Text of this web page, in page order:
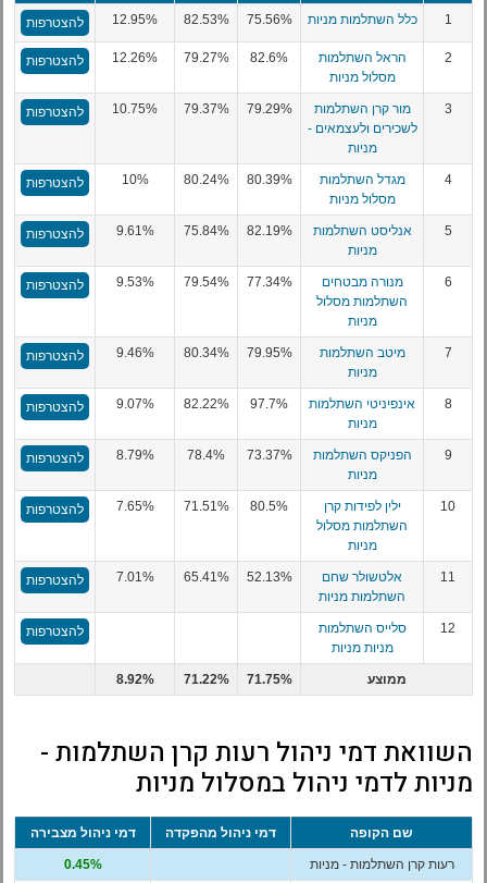
1 כלל השתלמות מניות 75.56%
82.53%
12.95% להצטרפות
2
הראל השתלמות
מסלול מניות
82.6%
79.27%
12.26% להצטרפות
3
מור קרן השתלמות
לשכירים ולעצמאים -
מניות
79.29%
79.37%
10.75% להצטרפות
4
מגדל השתלמות
מסלול מניות
80.39%
80.24%
10% להצטרפות
5
אנליסט השתלמות
מניות
82.19%
75.84%
9.61% להצטרפות
6
מנורה מבטחים
השתלמות מסלול
מניות
77.34%
79.54%
9.53% להצטרפות
7
מיטב השתלמות
מניות
79.95%
80.34%
9.46% להצטרפות
8
אינפיניטי השתלמות
מניות
97.7%
82.22%
9.07% להצטרפות
9
הפניקס השתלמות
מניות
73.37%
78.4%
8.79% להצטרפות
10
ילין לפידות קרן
השתלמות מסלול
מניות
80.5%
71.51%
7.65% להצטרפות
11
אלטשולר שחם
השתלמות מניות
52.13%
65.41%
7.01% להצטרפות
12
סלייס השתלמות
מניות מניות
להצטרפות
ממוצע 71.75%
71.22%
8.92%
השוואת דמי ניהול רעות קרן השתלמות -
מניות לדמי ניהול במסלול מניות
שם הקופה דמי ניהול מהפקדה דמי ניהול מצבירה
רעות קרן השתלמות - מניות 0.45%